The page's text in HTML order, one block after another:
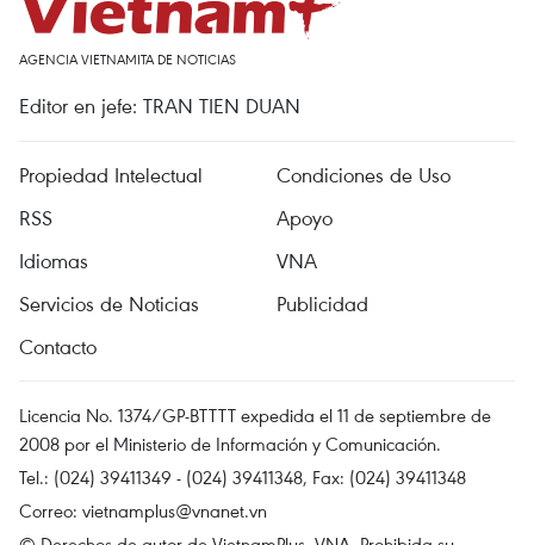
AGENCIA VIETNAMITA DE NOTICIAS
Editor en jefe: TRAN TIEN DUAN
Propiedad Intelectual
Condiciones de Uso
RSS
Apoyo
Idiomas
VNA
Servicios de Noticias
Publicidad
Contacto
Licencia No. 1374/GP-BTTTT expedida el 11 de septiembre de
2008 por el Ministerio de Información y Comunicación.
Tel.: (024) 39411349 - (024) 39411348, Fax: (024) 39411348
Correo: vietnamplus@vnanet.vn